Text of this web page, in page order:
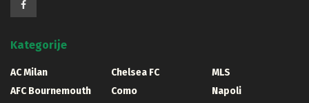
Kategorije
AC Milan
AFC Bournemouth
Chelsea FC
Como
MLS
Napoli